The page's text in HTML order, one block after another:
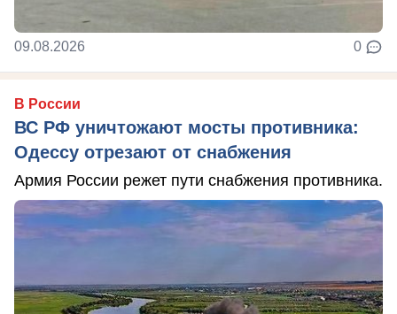
09.08.2026 0
В России
ВС РФ уничтожают мосты противника:
Одессу отрезают от снабжения
Армия России режет пути снабжения противника.